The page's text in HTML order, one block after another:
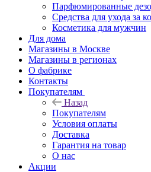
Парфюмированные
Средства для ухода за
Косметика для мужчин
Для дома
Магазины в Москве
Магазины в регионах
О фабрике
Контакты
Покупателям
Назад
Покупателям
Условия оплаты
Доставка
Гарантия на товар
О нас
Акции